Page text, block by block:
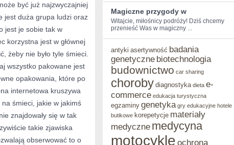
JEDNE
Z
FUNDAMENTALNYCH
ELEMENTÓW
JAKIE
POWINNO
ZAKUPIĆ
OGRODU
być już najzwyczajniej
jest duża grupa ludzi oraz
jest je sobie tak w
korzystna jest w głównej
żeby nie było tyle śmieci.
wszystko pakowane jest
opakowania, które po
internetowa kruszywa
na śmieci, jakie w jakimś
znajdowały się w tak
takie zjawiska
obserwować to o
Magiczne przygody w
Witajcie, miłośnicy ​podróży! Dziś chcemy⁢
przenieść Was w magiczny ...
antyki asertywność badania
genetyczne biotechnologia
budownictwo car sharing
choroby diagnostyka dieta e-
commerce edukacja turystyczna
egzaminy genetyka gry edukacyjne hotele
butikowe korepetycje materiały
medyczne medycyna
motocykle ochrona